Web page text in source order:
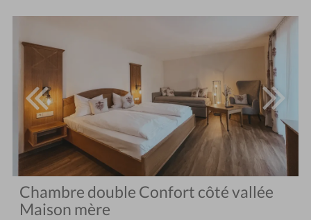
Chambre double Confort côté vallée
Maison mère